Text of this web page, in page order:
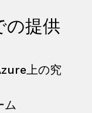
の提供
上の究
ム